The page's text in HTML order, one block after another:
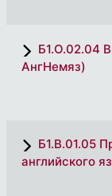
Б1.О.02.04
АнгНемяз)
Б1.В.01.05
английского